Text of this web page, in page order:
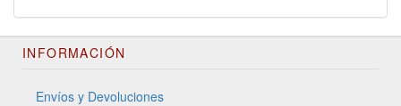
INFORMACIÓN
Envíos y Devoluciones